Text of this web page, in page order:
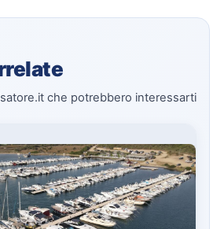
che potrebbero interessarti